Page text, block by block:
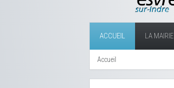
ACCUEIL LA MAIRIE
Accueil